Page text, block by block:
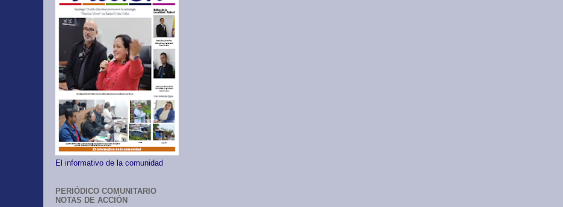
El informativo de la comunidad
PERIÓDICO COMUNITARIO
NOTAS DE ACCIÓN